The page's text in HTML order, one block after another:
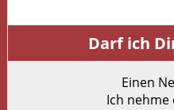
Darf ich
Einen
Ich